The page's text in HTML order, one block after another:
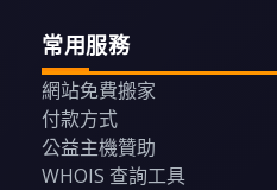
常用服務
網站免費搬家
付款方式
公益主機贊助
WHOIS 查詢工具